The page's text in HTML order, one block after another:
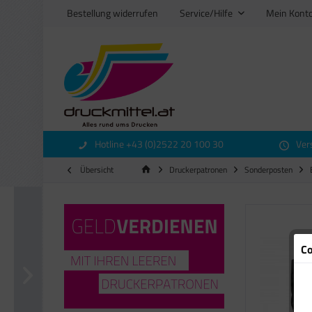
Bestellung widerrufen Service/Hilfe Mein
Hotline +43 (0)2522 20 100 30
Übersicht Druckerpatronen Sonderposten